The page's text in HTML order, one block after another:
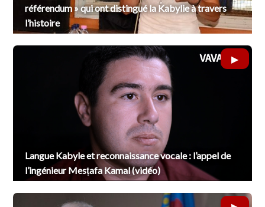
référendum » qui ont distingué la Kabylie à travers
l’histoire
Langue Kabyle et reconnaissance vocale : l’appel de
l’ingénieur Mesṭafa Kamal (vidéo)